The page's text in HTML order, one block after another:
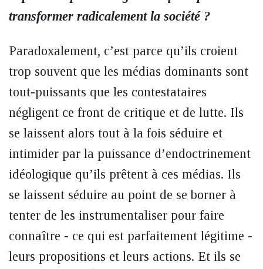
transformer radicalement la société ?
Paradoxalement, c’est parce qu’ils croient
trop souvent que les médias dominants sont
tout-puissants que les contestataires
négligent ce front de critique et de lutte. Ils
se laissent alors tout à la fois séduire et
intimider par la puissance d’endoctrinement
idéologique qu’ils prêtent à ces médias. Ils
se laissent séduire au point de se borner à
tenter de les instrumentaliser pour faire
connaître - ce qui est parfaitement légitime -
leurs propositions et leurs actions. Et ils se